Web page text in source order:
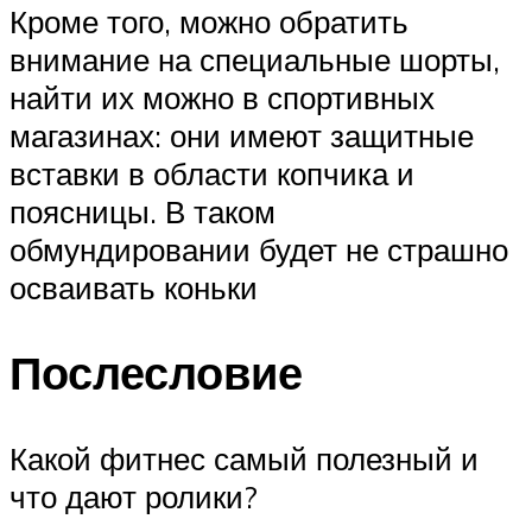
Кроме того, можно обратить
внимание на специальные шорты,
найти их можно в спортивных
магазинах: они имеют защитные
вставки в области копчика и
поясницы. В таком
обмундировании будет не страшно
осваивать коньки
Послесловие
Какой фитнес самый полезный и
что дают ролики?